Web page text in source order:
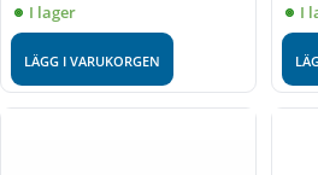
I lager
LÄGG I VARUKORGEN
I